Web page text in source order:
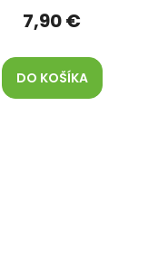
7,90 €
DO KOŠÍKA